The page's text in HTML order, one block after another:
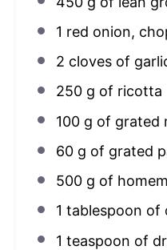
1 red onion,
2 cloves of
250 g of ricotta
100 g of grated
60 g of grated
500 g of
1 tablespoon of
1 teaspoon of